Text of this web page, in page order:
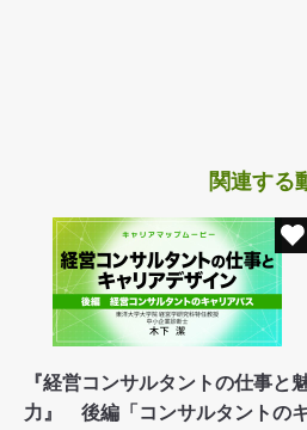
関連する
『経営コンサルタントの仕事と
力』 後編「コンサルタントの